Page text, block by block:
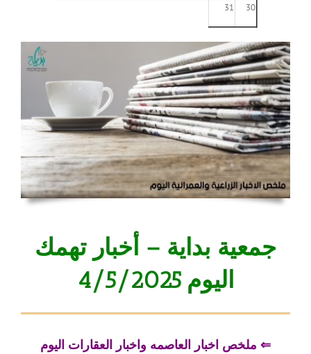
30
31
جمعية بداية – أخبار تهمك
اليوم 4/5/2025
⇐ ملخص اخبار العاصمه واخبار العقارات اليوم